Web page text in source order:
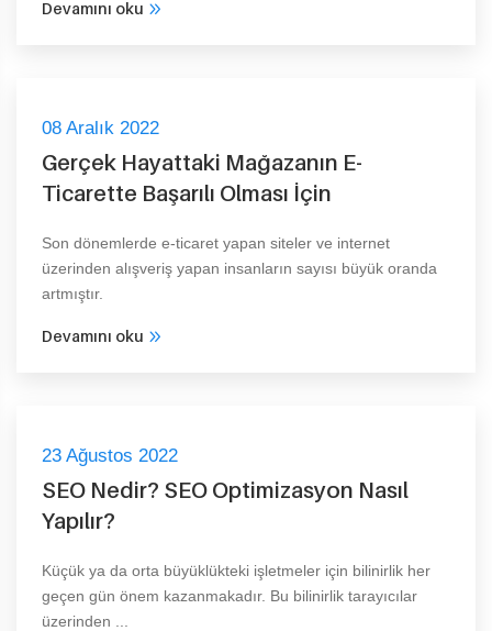
Devamını oku
08 Aralık 2022
Gerçek Hayattaki Mağazanın E-
Ticarette Başarılı Olması İçin
Son dönemlerde e-ticaret yapan siteler ve internet
üzerinden alışveriş yapan insanların sayısı büyük oranda
artmıştır.
Devamını oku
23 Ağustos 2022
SEO Nedir? SEO Optimizasyon Nasıl
Yapılır?
Küçük ya da orta büyüklükteki işletmeler için bilinirlik her
geçen gün önem kazanmakadır. Bu bilinirlik tarayıcılar
üzerinden ...